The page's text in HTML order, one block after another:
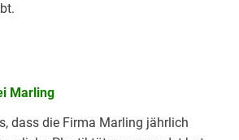
Marling
dass die Firma Marling jährlich